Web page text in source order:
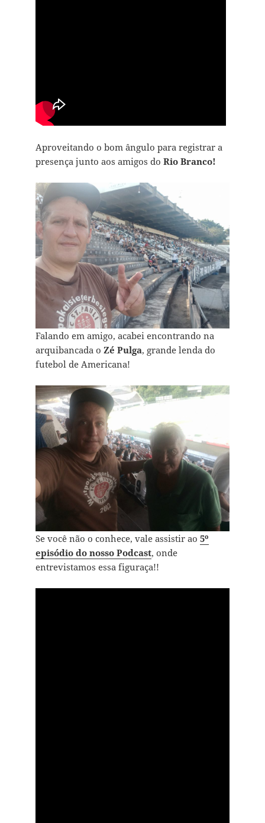
Aproveitando o bom ângulo para registrar a
presença junto aos amigos do Rio Branco!
Falando em amigo, acabei encontrando na
arquibancada o Zé Pulga, grande lenda do
futebol de Americana!
Se você não o conhece, vale assistir ao 5º
episódio do nosso Podcast, onde
entrevistamos essa figuraça!!